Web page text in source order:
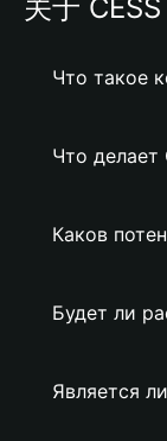
关于
Что такое
Что делает
Каков
Будет ли
Является